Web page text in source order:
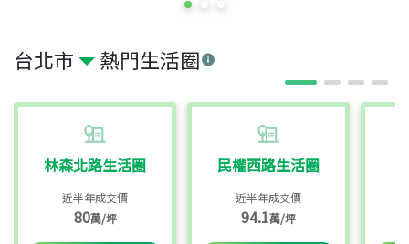
台北市 熱門生活圈
林森北路生活圈
近半年成交價
80萬/坪
民權西路生活圈
近半年成交價
94.1萬/坪